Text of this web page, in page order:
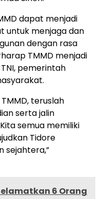
dapat menjadi
untuk menjaga dan
dengan rasa
TMMD menjadi
pemerintah
teruslah
serta jalin
semua memiliki
Tidore
sejahtera,”
6 Orang